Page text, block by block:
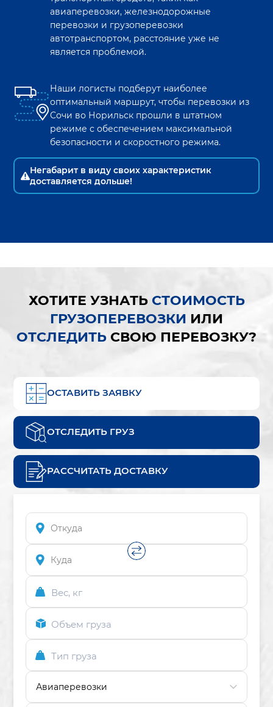
авиаперевозки, железнодорожные
перевозки и грузоперевозки
автотранспортом, расстояние уже не
является проблемой.
Наши логисты подберут наиболее
оптимальный маршрут, чтобы перевозки из
Сочи во Норильск прошли в штатном
режиме с обеспечением максимальной
безопасности и скоростного режима.
Негабарит в виду своих характеристик
доставляется дольше!
ХОТИТЕ УЗНАТЬ СТОИМОСТЬ
ГРУЗОПЕРЕВОЗКИ ИЛИ
ОТСЛЕДИТЬ СВОЮ ПЕРЕВОЗКУ?
ОСТАВИТЬ ЗАЯВКУ
ОТСЛЕДИТЬ ГРУЗ
РАССЧИТАТЬ ДОСТАВКУ
Вес, кг
Объем груза
Тип груза